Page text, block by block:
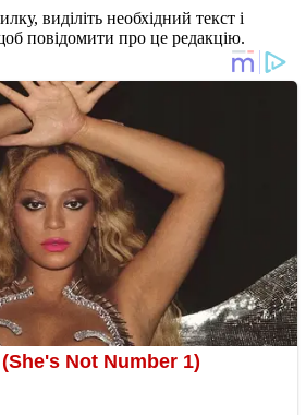
виділіть необхідний текст і
повідомити про це редакцію.